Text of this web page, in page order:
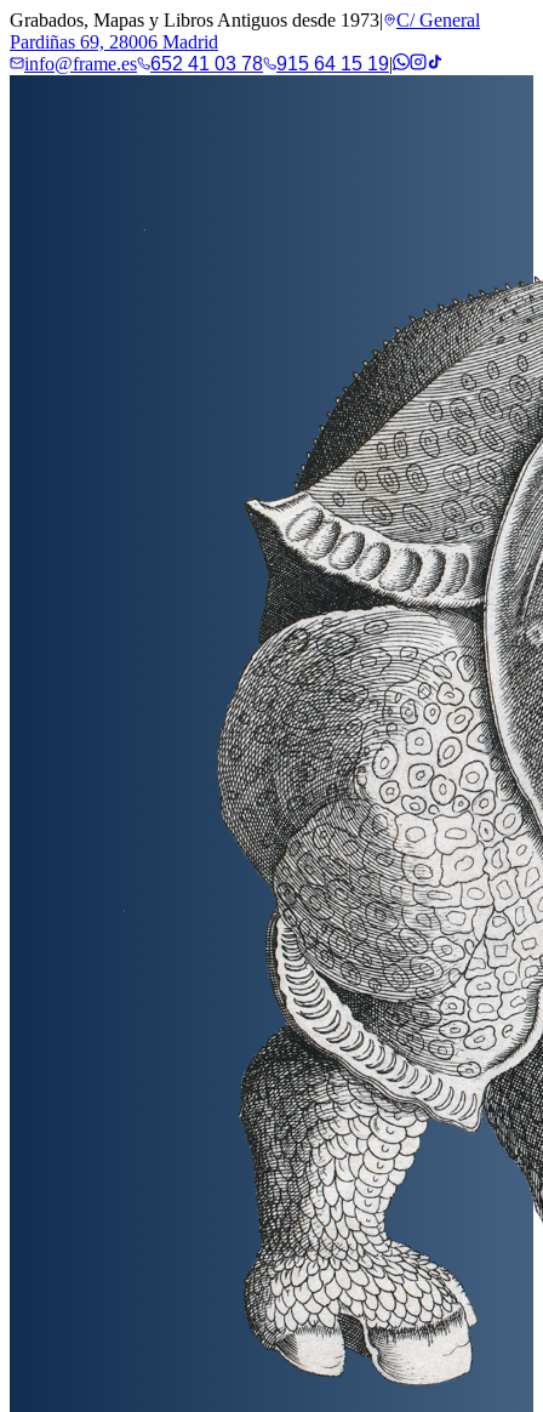
Grabados, Mapas y Libros Antiguos desde 1973|
C/ General
Pardiñas 69, 28006 Madrid
info@frame.es
652 41 03 78 915 64 15 19|